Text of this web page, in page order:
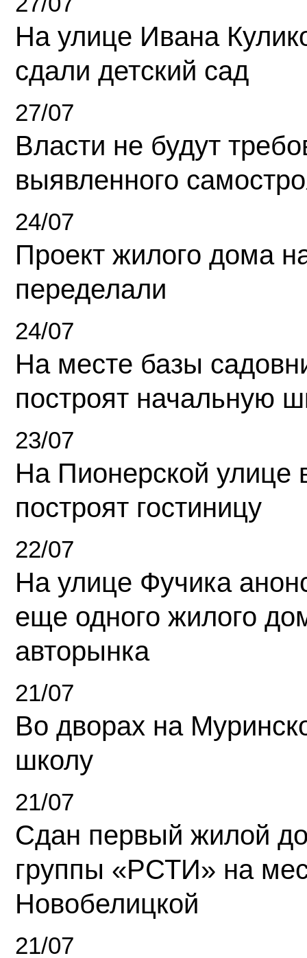
На улице Ивана
сдали детский сад
27/07
Власти не будут
выявленного
24/07
Проект жилого дома
переделали
24/07
На месте базы
построят начальную
23/07
На Пионерской улице
построят гостиницу
22/07
На улице Фучика
еще одного жилого
авторынка
21/07
Во дворах на
школу
21/07
Сдан первый жилой
группы «РСТИ» на
Новобелицкой
21/07